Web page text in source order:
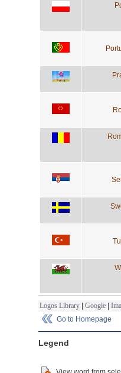
Logos Library | Google |
Go to Homepage
Legend